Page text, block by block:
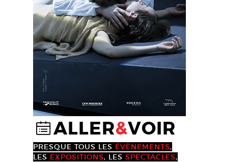
@ALLER&VOIR
PRESQUE TOUS LES ÉVÈNEMENTS,
LES EXPOSITIONS, LES SPECTACLES,